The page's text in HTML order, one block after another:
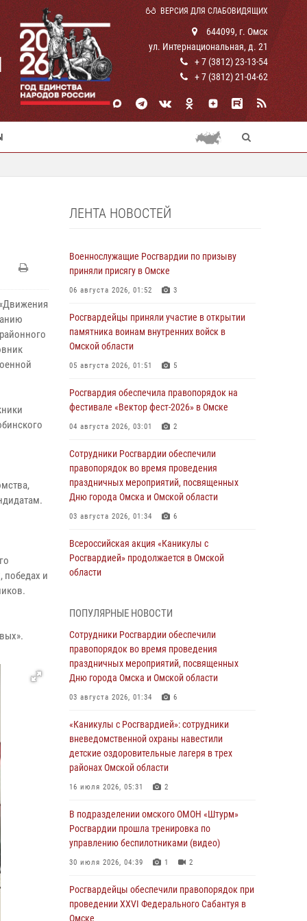
ВЕРСИЯ ДЛЯ СЛАБОВИДЯЩИХ
644099, г. Омск
ул. Интернациональная, д. 21
+ 7 (3812) 23-13-54
+ 7 (3812) 21-04-62
победах и
ЛЕНТА НОВОСТЕЙ
Военнослужащие Росгвардии по призыву
приняли присягу в Омске
06 августа 2026, 01:52 3
Росгвардейцы приняли участие в открытии
памятника воинам внутренних войск в
Омской области
05 августа 2026, 01:51 5
Росгвардия обеспечила правопорядок на
фестивале «Вектор фест-2026» в Омске
04 августа 2026, 03:01 2
Сотрудники Росгвардии обеспечили
правопорядок во время проведения
праздничных мероприятий, посвященных
Дню города Омска и Омской области
03 августа 2026, 01:34 6
Всероссийская акция «Каникулы с
Росгвардией» продолжается в Омской
области
В подразделении омского ОМОН «Штурм»
Росгвардии прошла тренировка по
управлению беспилотниками (видео)
30 июля 2026, 04:39 1 2
Росгвардия обеспечила безопасность
Победы» в Омске
29 июля 2026, 01:49 2
Росгвардейцы приняли участие в крестном
ходе в День крещения Руси в Омске
При содействии спецназа Росгвардии
пресечены нарушения миграционного
законодательства в Омске (видео)
Росгвардия обеспечила правопорядок на
ПОПУЛЯРНЫЕ НОВОСТИ
Сотрудники Росгвардии обеспечили
правопорядок во время проведения
праздничных мероприятий, посвященных
Дню города Омска и Омской области
03 августа 2026, 01:34 6
«Каникулы с Росгвардией»: сотрудники
вневедомственной охраны навестили
детские оздоровительные лагеря в трех
районах Омской области
16 июля 2026, 05:31 2
В подразделении омского ОМОН «Штурм»
Росгвардии прошла тренировка по
управлению беспилотниками (видео)
30 июля 2026, 04:39 1 2
Росгвардейцы обеcпечили правопорядок при
проведении XXVI Федерального Сабантуя в
Омске